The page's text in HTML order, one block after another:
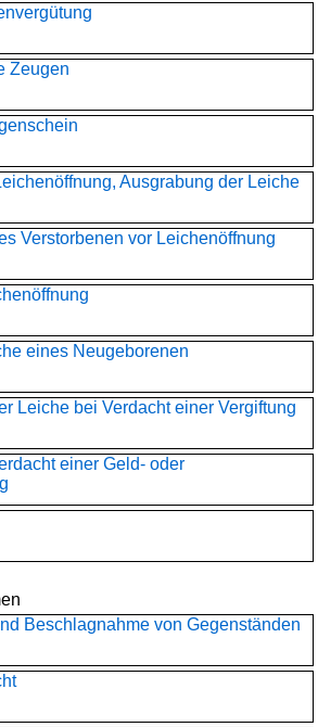
Zeugen
Ausgrabung der Leiche
Verstorbenen vor Leichenöffnung
eines Neugeborenen
Leiche bei Verdacht einer Vergiftung
einer Geld- oder
Beschlagnahme von Gegenständen